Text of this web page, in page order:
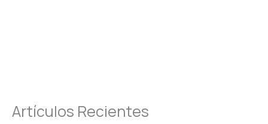
Artículos Recientes